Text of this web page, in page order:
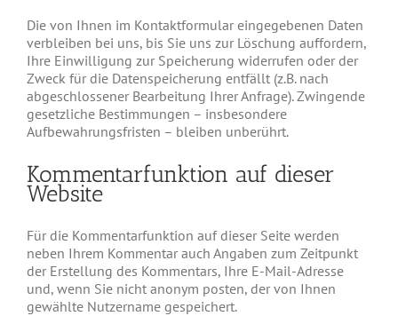
Die von Ihnen im Kontaktformular eingegebenen Daten
verbleiben bei uns, bis Sie uns zur Löschung auffordern,
Ihre Einwilligung zur Speicherung widerrufen oder der
Zweck für die Datenspeicherung entfällt (z.B. nach
abgeschlossener Bearbeitung Ihrer Anfrage). Zwingende
gesetzliche Bestimmungen – insbesondere
Aufbewahrungsfristen – bleiben unberührt.
Kommentarfunktion auf dieser
Website
Für die Kommentarfunktion auf dieser Seite werden
neben Ihrem Kommentar auch Angaben zum Zeitpunkt
der Erstellung des Kommentars, Ihre E-Mail-Adresse
und, wenn Sie nicht anonym posten, der von Ihnen
gewählte Nutzername gespeichert.